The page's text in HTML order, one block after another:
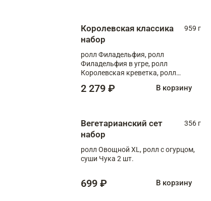
Королевская классика
набор
959 г
ролл Филадельфия, ролл
Филадельфия в угре, ролл
Королевская креветка, ролл
2 279 ₽ В корзину
Вегетарианский сет
набор
356 г
ролл Овощной XL, ролл с огурцом,
суши Чука 2 шт.
699 ₽ В корзину